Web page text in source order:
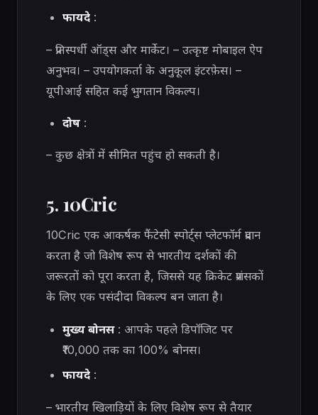
फायदे:
– प्रतिस्पर्धी ऑड्स और मार्केट। – उत्कृष्ट मोबाइल ऐप
अनुभव। – उपयोगकर्ता के अनुकूल इंटरफ़ेस। –
यूपीआई सहित कई भुगतान विकल्प।
दोष:
– कुछ क्षेत्रों में सीमित पहुंच हो सकती है।
5. 10Cric
10Cric एक आकर्षक फैंटेसी स्पोर्ट्स प्लेटफॉर्म प्रदान
करता है जो विशेष रूप से भारतीय दर्शकों की
जरूरतों को पूरा करता है, जिससे यह क्रिकेट प्रशंसकों
के लिए एक पसंदीदा विकल्प बन जाता है।
मुख्य बोनस: आपके पहले डिपॉजिट पर
₹10,000 तक का 100% बोनस।
फायदे:
– भारतीय खिलाड़ियों के लिए विशेष रूप से तैयार